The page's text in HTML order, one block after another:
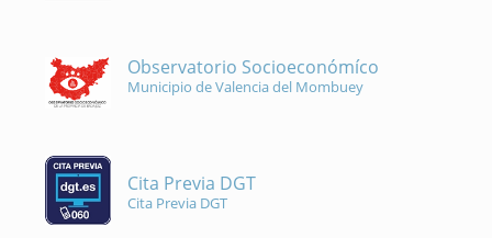
Observatorio Socioeconómíco
Municipio de Valencia del Mombuey
Cita Previa DGT
Cita Previa DGT